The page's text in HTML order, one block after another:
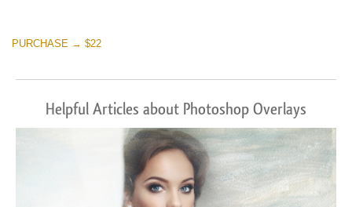
PURCHASE → $22
Helpful Articles about Photoshop Overlays